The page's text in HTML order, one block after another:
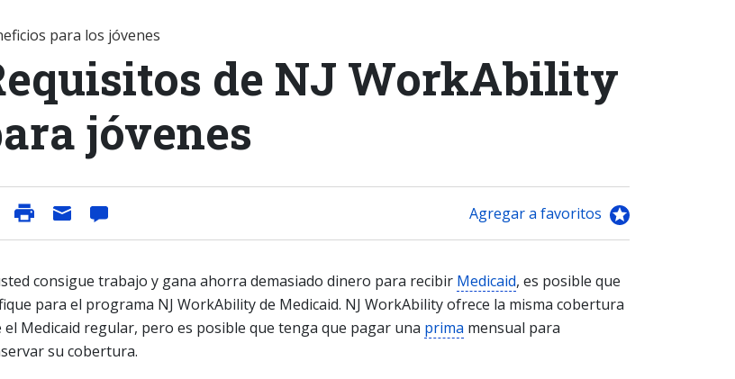
para los jóvenes
de NJ WorkAbility
jóvenes
Agregar a favoritos
consigue trabajo y gana ahorra demasiado dinero para recibir Medicaid, es posible que
para el programa NJ WorkAbility de Medicaid. NJ WorkAbility ofrece la misma cobertura
el Medicaid regular, pero es posible que tenga que pagar una prima mensual para
su cobertura.